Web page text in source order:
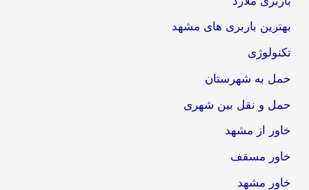
بهترین باربری های مشهد
تکنولوژی
حمل به شهرستان
حمل و نقل بین شهری
خاور از مشهد
خاور مسقف
خاور مشهد